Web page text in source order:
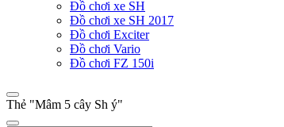
Đồ chơi xe SH
Đồ chơi xe SH 2017
Đồ chơi Exciter
Đồ chơi Vario
Đồ chơi FZ 150i
Thẻ "Mâm 5 cây Sh ý"